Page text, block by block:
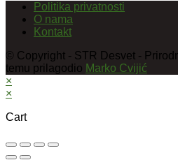
Politika privatnosti
O nama
Kontakt
© Copyright - STR Desvet -
temu prilagodio Marko Cvijić
×
×
Cart